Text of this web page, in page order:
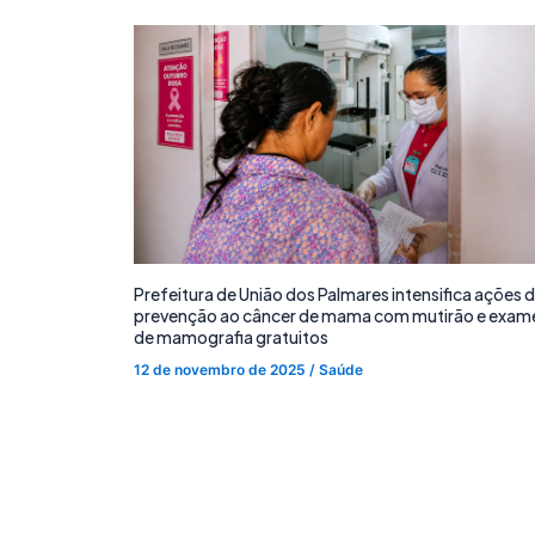
Prefeitura de União dos Palmares intensifica ações
prevenção ao câncer de mama com mutirão e
de mamografia gratuitos
12 de novembro de 2025 / Saúde